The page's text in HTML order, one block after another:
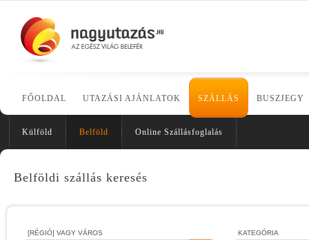
FŐOLDAL UTAZÁSI AJÁNLATOK SZÁLLÁS BUSZJEGY
Külföld Belföld Online Szállásfoglalás
Belföldi szállás keresés
[RÉGIÓ] VAGY VÁROS KATEGÓRIA